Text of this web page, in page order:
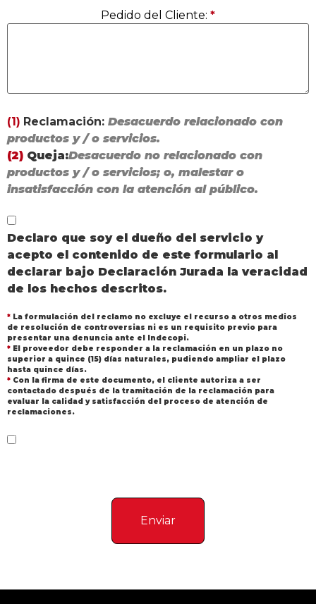
Pedido del Cliente: *
(1) Reclamación: Desacuerdo relacionado con
productos y / o servicios.
(2) Queja:Desacuerdo no relacionado con
productos y / o servicios; o, malestar o
insatisfacción con la atención al público.
Declaro que soy el dueño del servicio y
acepto el contenido de este formulario al
declarar bajo Declaración Jurada la veracidad
de los hechos descritos.
* La formulación del reclamo no excluye el recurso a otros medios
de resolución de controversias ni es un requisito previo para
presentar una denuncia ante el Indecopi.
* El proveedor debe responder a la reclamación en un plazo no
superior a quince (15) días naturales, pudiendo ampliar el plazo
hasta quince días.
* Con la firma de este documento, el cliente autoriza a ser
contactado después de la tramitación de la reclamación para
evaluar la calidad y satisfacción del proceso de atención de
reclamaciones.